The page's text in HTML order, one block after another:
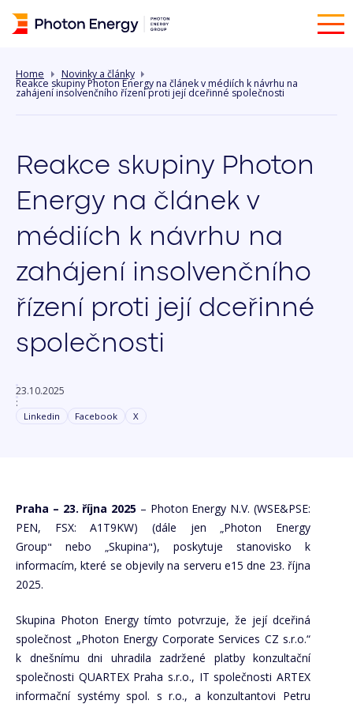
Home Novinky a články
Reakce skupiny Photon Energy na článek v médiích k návrhu na
zahájení insolvenčního řízení proti její dceřinné společnosti
Reakce skupiny Photon
Energy na článek v
médiích k návrhu na
zahájení insolvenčního
řízení proti její dceřinné
společnosti
23.10.2025
:
Linkedin Facebook X
Praha – 23. října 2025 – Photon Energy N.V. (WSE&PSE:
PEN, FSX: A1T9KW) (dále jen „Photon Energy
Group" nebo „Skupina"), poskytuje stanovisko k
informacím, které se objevily na serveru e15 dne 23. října
2025.
Skupina Photon Energy tímto potvrzuje, že její dceřiná
společnost „Photon Energy Corporate Services CZ s.r.o.“
k dnešnímu dni uhradila zadržené platby konzultační
společnosti QUARTEX Praha s.r.o., IT společnosti ARTEX
informační systémy spol. s r.o., a konzultantovi Petru